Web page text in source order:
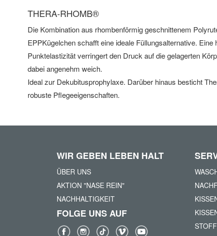
THERA-RHOMB®
Die Kombination aus rhombenförmig geschnittenem
EPPKügelchen schafft eine ideale Füllungsalternative. Eine
Punktelastizität verringert den Druck auf die gelagerten
dabei angenehm weich.
Ideal zur Dekubitusprophylaxe. Darüber hinaus besticht
robuste Pflegeeigenschaften.
WIR GEBEN LEBEN HALT
ÜBER UNS
AKTION "NASE REIN"
NACHHALTIGKEIT
FOLGE UNS AUF